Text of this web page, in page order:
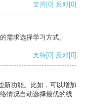
支持[0] 反对[0]
需求选择学习方式。
支持[0] 反对[0]
新功能。比如，可以增加
情况自动选择最优的线